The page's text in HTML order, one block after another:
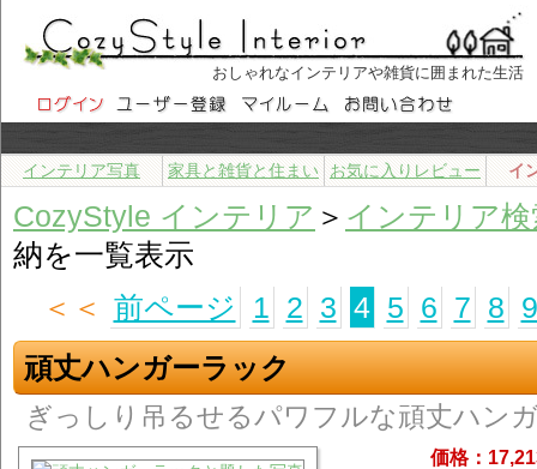
おしゃれなインテリアや雑貨に囲まれた生活
インテリア写真 家具と雑貨と住まい お気に入りレビュー イ
CozyStyle インテリア ＞ インテリア検
納を一覧表示
＜＜ 前ページ 1 2 3 4 5 6 7 8 9
頑丈ハンガーラック
ぎっしり吊るせるパワフルな頑丈ハン
価格：